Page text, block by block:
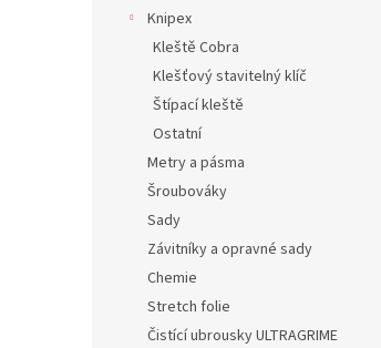
Knipex
Kleště Cobra
Klešťový stavitelný klíč
Štípací kleště
Ostatní
Metry a pásma
Šroubováky
Sady
Závitníky a opravné sady
Chemie
Stretch folie
Čistící ubrousky ULTRAGRIME